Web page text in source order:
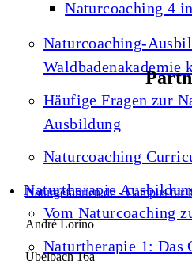
Naturcoaching 4
Naturcoaching-
Waldbadenakademie
Häufige Fragen zur
Ausbildung
Naturcoaching
Naturtherapie
Vom Naturcoaching
Naturtherapie 1: Das
Naturgefährten.de - Campus für
André Lorino
Übelbach 16a